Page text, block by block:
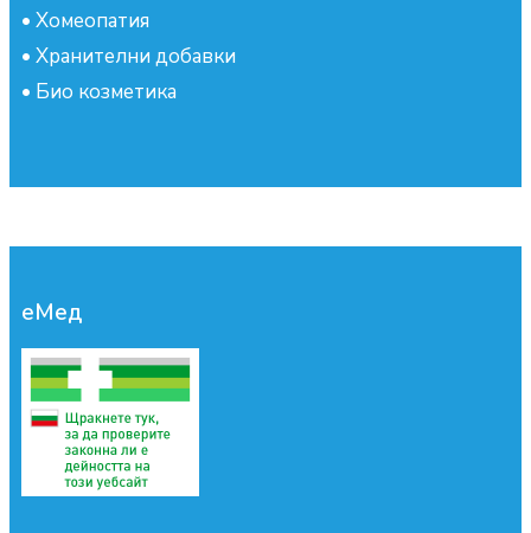
• Хомеопатия
• Хранителни добавки
• Био козметика
еМед